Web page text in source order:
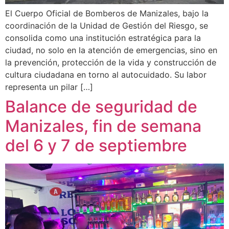
El Cuerpo Oficial de Bomberos de Manizales, bajo la
coordinación de la Unidad de Gestión del Riesgo, se
consolida como una institución estratégica para la
ciudad, no solo en la atención de emergencias, sino en
la prevención, protección de la vida y construcción de
cultura ciudadana en torno al autocuidado. Su labor
representa un pilar […]
Balance de seguridad de
Manizales, fin de semana
del 6 y 7 de septiembre